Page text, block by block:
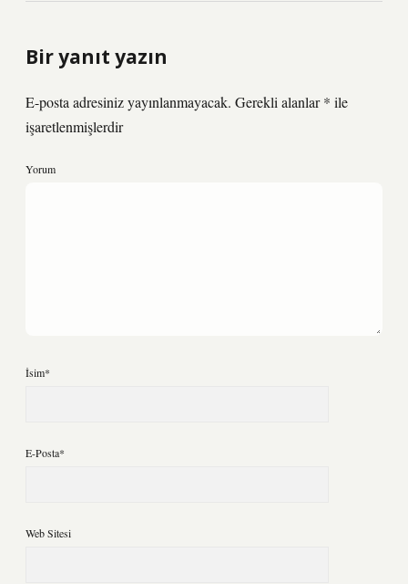
Bir yanıt yazın
E-posta adresiniz yayınlanmayacak. Gerekli alanlar* ile
işaretlenmişlerdir
Yorum
İsim*
E-Posta*
Web Sitesi